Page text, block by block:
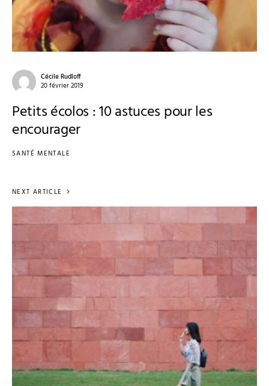
Cécile Rudloff
20 février 2019
Petits écolos : 10 astuces pour les
encourager
SANTÉ MENTALE
NEXT ARTICLE